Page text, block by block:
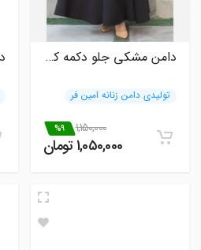
دامن مشکی جلو دکمه کلوش مازراتی سایز36تا46
تولیدی دامن زنانه امین فر
1,150,000
%9
1,050,000 تومان